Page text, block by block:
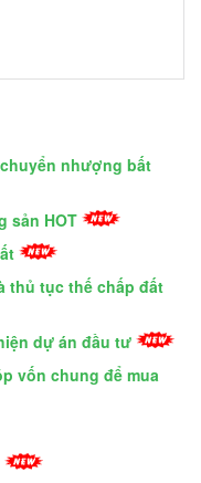
nhượng bất
sản HOT
thủ tục thế chấp đất
dự án đầu tư
vốn chung để mua